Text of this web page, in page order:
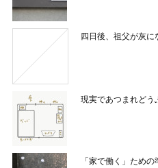
四日後、祖父が灰に
現実であつまれど
「家で働く」ため